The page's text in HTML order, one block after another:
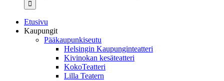
Etusivu
Kaupungit
Pääkaupunkiseutu
Helsingin Kaupunginteatteri
Kivinokan kesäteatteri
KokoTeatteri
Lilla Teatern